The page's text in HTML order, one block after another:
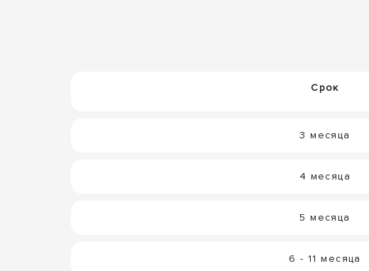
Срок
3 месяца
4 месяца
5 месяца
6 - 11 месяца